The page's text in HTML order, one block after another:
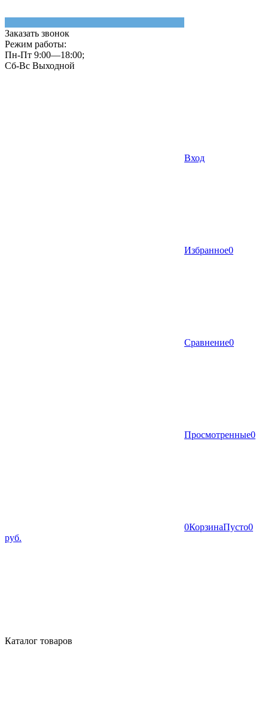
Заказать звонок
Режим работы:
Пн-Пт 9:00—18:00;
Сб-Вс Выходной
Вход
Избранное0
Сравнение0
Просмотренные0
0КорзинаПусто0
руб.
Каталог товаров